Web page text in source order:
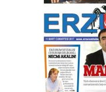
Bir
elinde?
31 Mart 2026
A. Berhan
BİR
ATATÜRK